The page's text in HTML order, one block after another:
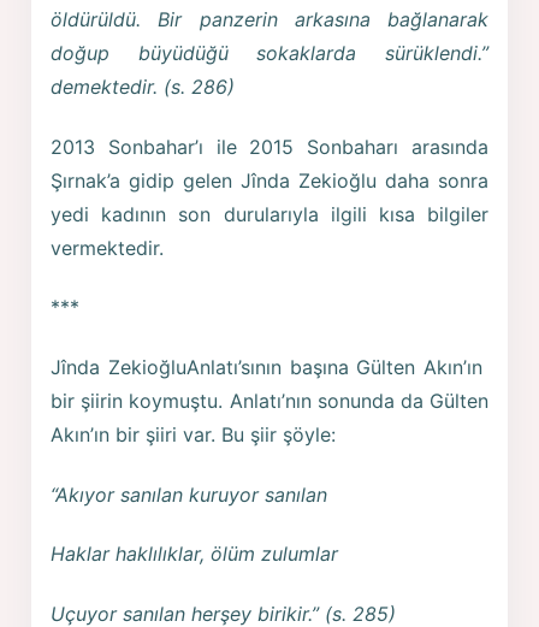
öldürüldü. Bir panzerin arkasına bağlanarak
doğup büyüdüğü sokaklarda sürüklendi.”
demektedir. (s. 286)
2013 Sonbahar’ı ile 2015 Sonbaharı arasında
Şırnak’a gidip gelen Jînda Zekioğlu daha sonra
yedi kadının son durularıyla ilgili kısa bilgiler
vermektedir.
***
Jînda ZekioğluAnlatı’sının başına Gülten Akın’ın
bir şiirin koymuştu. Anlatı’nın sonunda da Gülten
Akın’ın bir şiiri var. Bu şiir şöyle:
“Akıyor sanılan kuruyor sanılan
Haklar haklılıklar, ölüm zulumlar
Uçuyor sanılan herşey birikir.” (s. 285)